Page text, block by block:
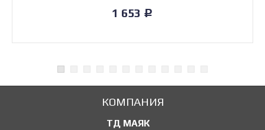
1 653 Р
КОМПАНИЯ
ТД МАЯК